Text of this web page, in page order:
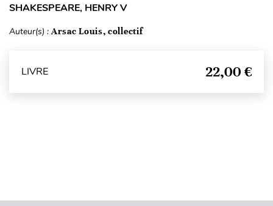
SHAKESPEARE, HENRY V
Auteur(s) :Arsac Louis, collectif
LIVRE 22,00 €